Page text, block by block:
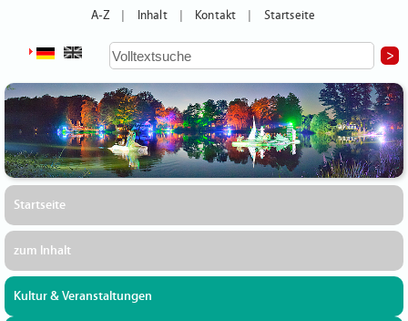
A-Z Inhalt Kontakt Startseite
Startseite
zum Inhalt
Kultur & Veranstaltungen